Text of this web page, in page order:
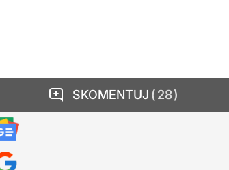
SKOMENTUJ 28